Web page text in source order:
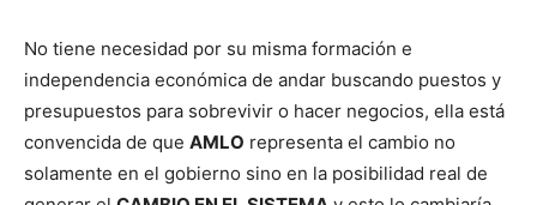
No tiene necesidad por su misma formación e
independencia económica de andar buscando puestos y
presupuestos para sobrevivir o hacer negocios, ella está
convencida de que AMLO representa el cambio no
solamente en el gobierno sino en la posibilidad real de